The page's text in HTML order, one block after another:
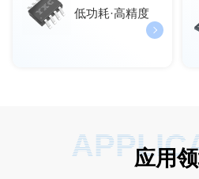
低功耗·高精度
应用